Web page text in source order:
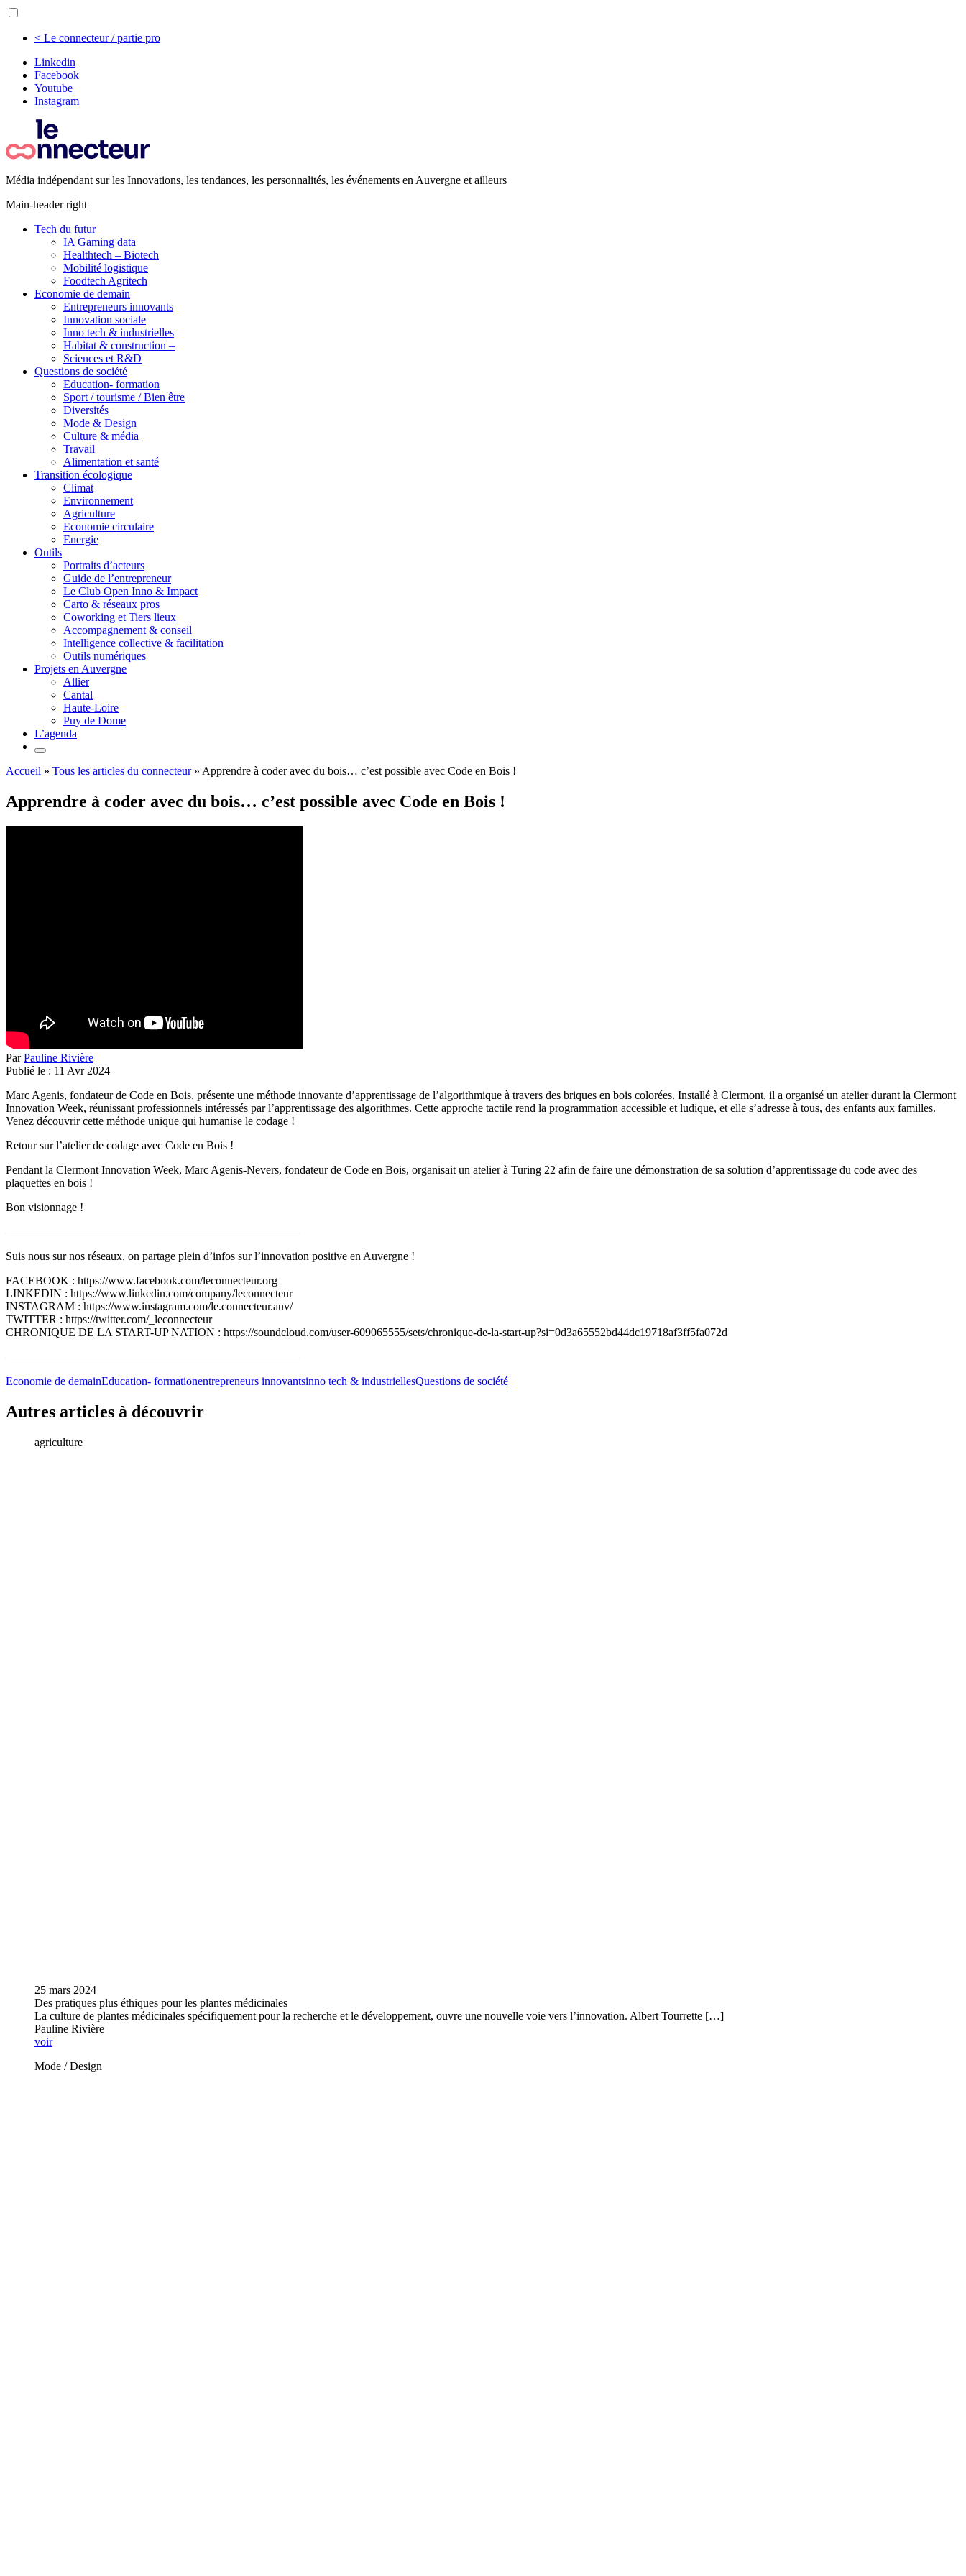
< Le connecteur / partie pro
Linkedin
Facebook
Youtube
Instagram
Média indépendant sur les Innovations, les tendances, les personnalités, les événements en Auvergne et ailleurs
Main-header right
Tech du futur
IA Gaming data
Healthtech – Biotech
Mobilité logistique
Foodtech Agritech
Economie de demain
Entrepreneurs innovants
Innovation sociale
Inno tech & industrielles
Habitat & construction –
Sciences et R&D
Questions de société
Education- formation
Sport / tourisme / Bien être
Diversités
Mode & Design
Culture & média
Travail
Alimentation et santé
Transition écologique
Climat
Environnement
Agriculture
Economie circulaire
Energie
Outils
Portraits d’acteurs
Guide de l’entrepreneur
Le Club Open Inno & Impact
Carto & réseaux pros
Coworking et Tiers lieux
Accompagnement & conseil
Intelligence collective & facilitation
Outils numériques
Projets en Auvergne
Allier
Cantal
Haute-Loire
Puy de Dome
L’agenda
Accueil » Tous les articles du connecteur» Apprendre à coder avec du bois… c’est possible avec Code en Bois !
Apprendre à coder avec du bois… c’est possible avec Code en Bois !
ParPauline Rivière
Publié le : 11 Avr 2024
Marc Agenis, fondateur de Code en Bois, présente une méthode innovante d’apprentissage de l’algorithmique à travers des briques en bois colorées. Installé à Clermont, il a organisé un atelier durant la Clermont
Innovation Week, réunissant professionnels intéressés par l’apprentissage des algorithmes. Cette approche tactile rend la programmation accessible et ludique, et elle s’adresse à tous, des enfants aux familles.
Venez découvrir cette méthode unique qui humanise le codage !
Retour sur l’atelier de codage avec Code en Bois !
Pendant la Clermont Innovation Week, Marc Agenis-Nevers, fondateur de Code en Bois, organisait un atelier à Turing 22 afin de faire une démonstration de sa solution d’apprentissage du code avec des
plaquettes en bois !
Bon visionnage !
—————————————————————————–
Suis nous sur nos réseaux, on partage plein d’infos sur l’innovation positive en Auvergne !
FACEBOOK : https://www.facebook.com/leconnecteur.org
LINKEDIN : https://www.linkedin.com/company/leconnecteur
INSTAGRAM : https://www.instagram.com/le.connecteur.auv/
TWITTER : https://twitter.com/_leconnecteur
CHRONIQUE DE LA START-UP NATION : https://soundcloud.com/user-609065555/sets/chronique-de-la-start-up?si=0d3a65552bd44dc19718af3ff5fa072d
—————————————————————————–
Economie de demainEducation- formationentrepreneurs innovantsinno tech & industriellesQuestions de société
Autres articles à découvrir
agriculture
25 mars 2024
Des pratiques plus éthiques pour les plantes médicinales
La culture de plantes médicinales spécifiquement pour la recherche et le développement, ouvre une nouvelle voie vers l’innovation. Albert Tourrette […]
Pauline Rivière
voir
Mode / Design